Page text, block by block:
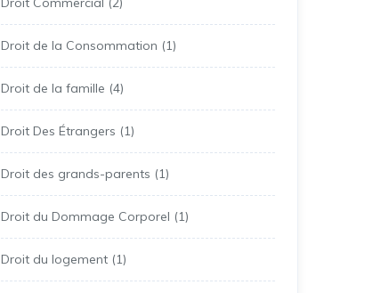
Droit de la Consommation (1)
Droit de la famille (4)
Droit Des Étrangers (1)
Droit des grands-parents (1)
Droit du Dommage Corporel (1)
Droit du logement (1)